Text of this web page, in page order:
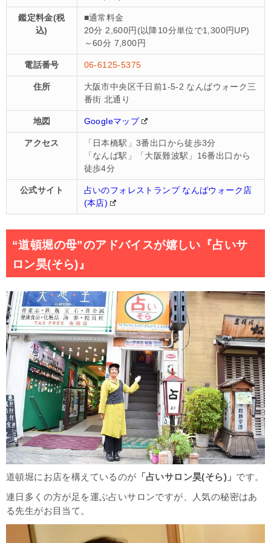
鑑定料金(税
込)
■通常料金
20分 2,600円(以降10分単位で1,300円UP)
～60分 7,800円
電話番号 06-6125-5375
住所
大阪市中央区千日前1-5-2 なんばウォーク三
番街 北通り
地図 Googleマップ
アクセス
「日本橋駅」3番出口から徒歩3分
「なんば駅」「大阪難波駅」16番出口から
徒歩4分
公式サイト
占いのフォレストランプ なんばウォーク店
(本店)
“道頓堀の母”のアドバイスが嬉しい『占いサ
ロン昊(そら)』
道頓堀にお店を構えているのが 「占いサロン昊(そら) 」 です。
連日多くの方が足を運ぶ占いサロンですが、人気の秘密はあ
る先生がお目当て。